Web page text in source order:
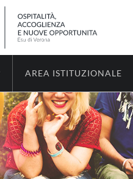
AREA ISTITUZIONALE